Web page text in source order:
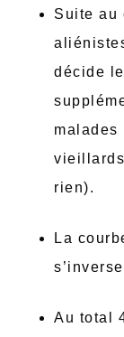
Suite au
décide
malades
rien).
La
Au total